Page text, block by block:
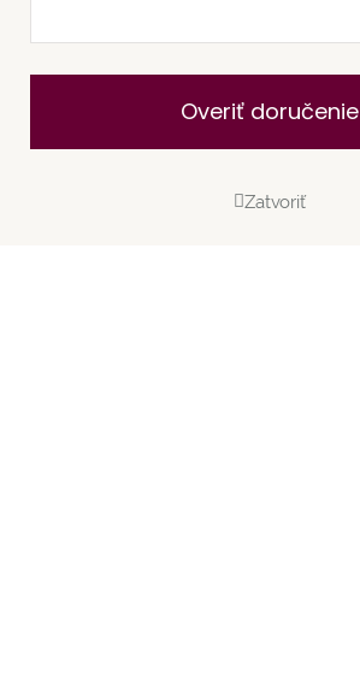
Overiť doručenie
Zatvoriť